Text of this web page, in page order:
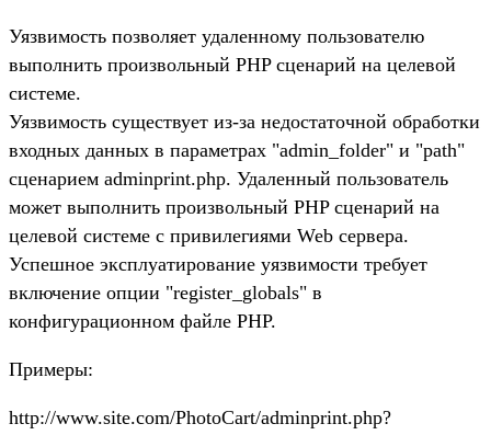
Уязвимость позволяет удаленному пользователю
выполнить произвольный PHP сценарий на целевой
системе.
Уязвимость существует из-за недостаточной обработки
входных данных в параметрах "admin_folder" и "path"
сценарием adminprint.php. Удаленный пользователь
может выполнить произвольный PHP сценарий на
целевой системе с привилегиями Web сервера.
Успешное эксплуатирование уязвимости требует
включение опции "register_globals" в
конфигурационном файле PHP.
Примеры:
http://www.site.com/PhotoCart/adminprint.php?